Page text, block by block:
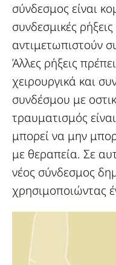
σύνδεσμος είναι
συνδεσμικές
αντιμετωπιστούν
Άλλες ρήξεις
χειρουργικά και
συνδέσμου με
τραυματισμός
μπορεί να μην
με θεραπεία. Σε
νέος σύνδεσμος
χρησιμοποιώντας